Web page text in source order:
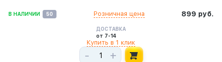
В НАЛИЧИИ 50 899 руб.
Розничная цена
ДОСТАВКА
от 7-14
- +
Купить в 1 клик